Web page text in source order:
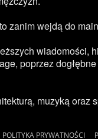
zanim wejdą do
wiadomości,
poprzez dogłębne
muzyką oraz
POLITYKA PRYWATNOŚCI